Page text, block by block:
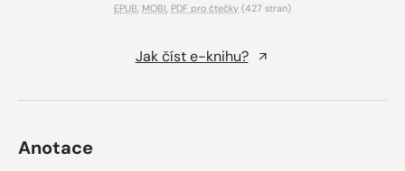
EPUB, MOBI, PDF pro čtečky (427 stran)
Jak číst e-knihu?
Anotace